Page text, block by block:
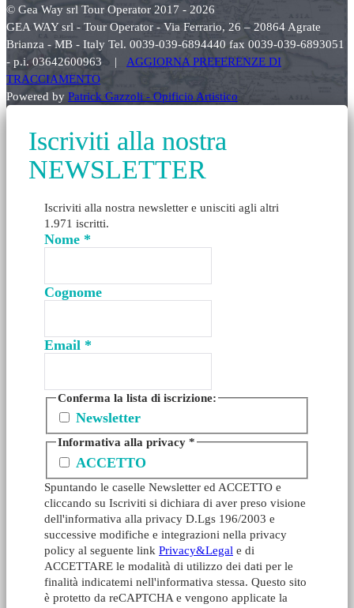
© Gea Way srl Tour Operator 2017 - 2026
GEA WAY srl - Tour Operator - Via Ferrario, 26 – 20864 Agrate
Brianza - MB - Italy Tel. 0039-039-6894440 fax 0039-039-6893051
- p.i. 03642600963 | AGGIORNA PREFERENZE DI
TRACCIAMENTO
Powered by Patrick Gazzoli - Opificio Artistico
Iscriviti alla nostra
NEWSLETTER
Iscriviti alla nostra newsletter e unisciti agli altri
1.971 iscritti.
Nome *
Cognome
Email *
Conferma la lista di iscrizione:
Newsletter
Informativa alla privacy*
ACCETTO
Spuntando le caselle Newsletter ed ACCETTO e
cliccando su Iscriviti si dichiara di aver preso visione
dell'informativa alla privacy D.Lgs 196/2003 e
successive modifiche e integrazioni nella privacy
policy al seguente link Privacy&Legal e di
ACCETTARE le modalità di utilizzo dei dati per le
finalità indicatemi nell'informativa stessa. Questo sito
è protetto da reCAPTCHA e vengono applicate la